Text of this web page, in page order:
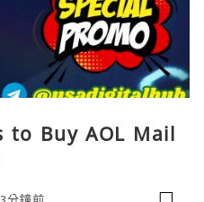
to Buy AOL Mail
分鐘前